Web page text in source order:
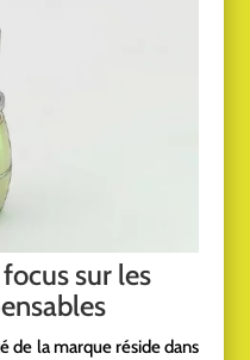
focus sur les
de la marque réside dans